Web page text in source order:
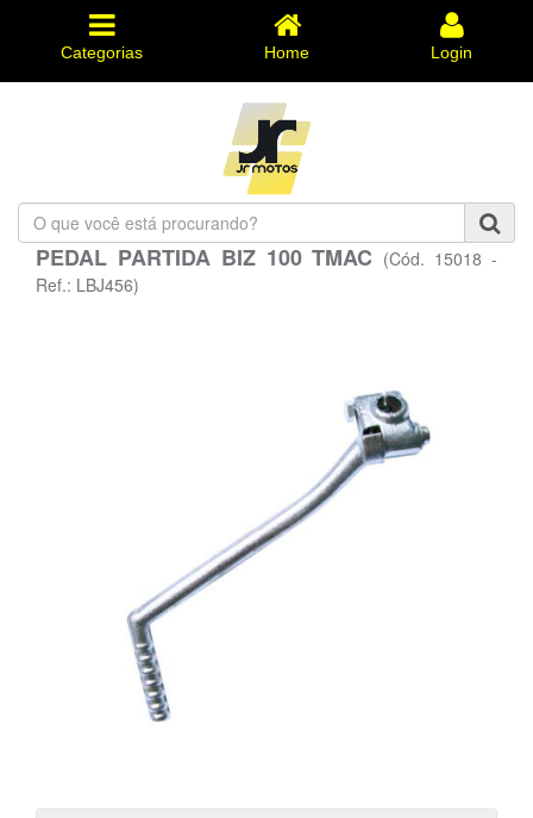
Categorias Home Login
O
que
você
está
PEDAL PARTIDA BIZ 100 TMAC (Cód. 15018 -
Ref.: LBJ456)